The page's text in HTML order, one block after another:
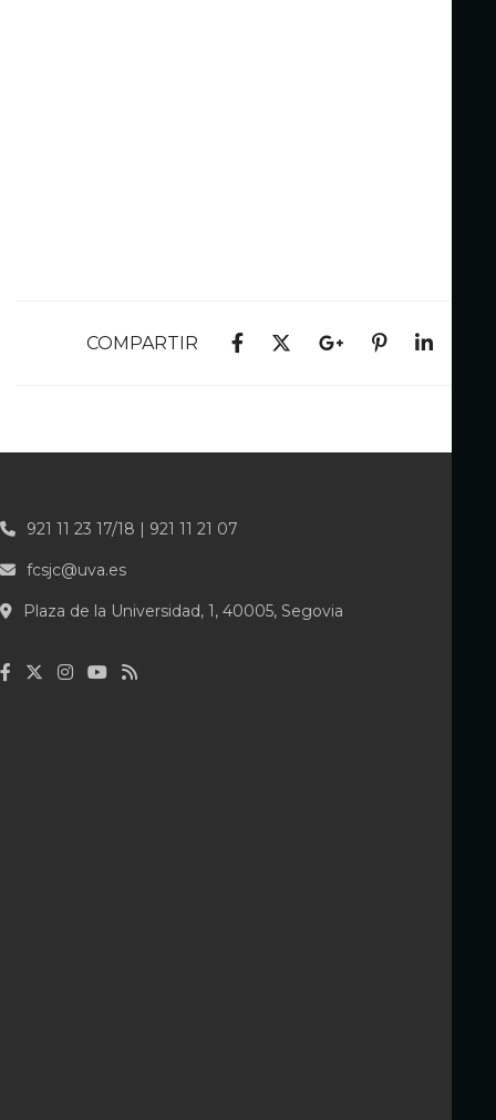
COMPARTIR
921 11 23 17/18 | 921 11 21 07
fcsjc@uva.es
Plaza de la Universidad, 1, 40005, Segovia